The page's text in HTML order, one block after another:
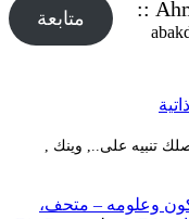
متابعة
تنبيه على.., وينك ,
الانفجار العظيم – ‫الكون وعلومه – متحف،